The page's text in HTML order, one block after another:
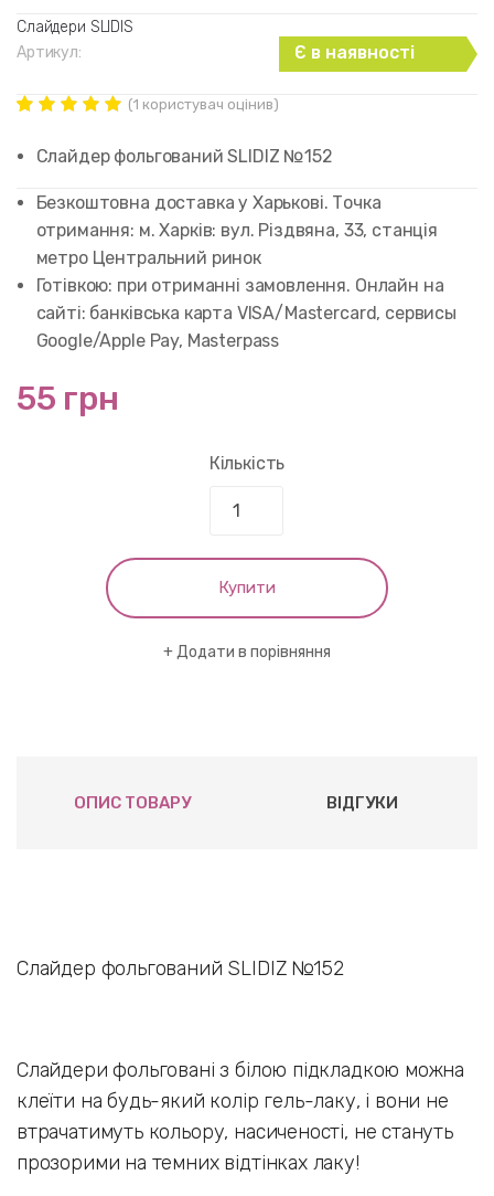
Слайдери SLIDIS
Артикул:
Є в наявності
5.00
out of
5 based on
rating
(1 користувач оцінив)
Слайдер фольгований SLIDIZ №152
Безкоштовна доставка у Харькові. Точка
отримання: м. Харків: вул. Різдвяна, 33, станція
метро Центральний ринок
Готівкою: при отриманні замовлення. Онлайн на
сайті: банківська карта VISA/Mastercard, сервисы
Google/Apple Pay, Masterpass
55 грн
Кількість
Купити
Додати в порівняння
ОПИС ТОВАРУ ВІДГУКИ
Слайдер фольгований SLIDIZ №152
Слайдери фольговані з білою підкладкою можна
клеїти на будь-який колір гель-лаку, і вони не
втрачатимуть кольору, насиченості, не стануть
прозорими на темних відтінках лаку!